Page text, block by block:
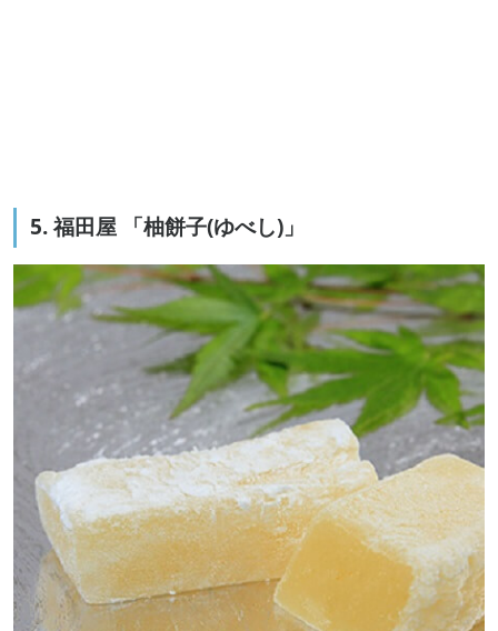
5. 福田屋 「柚餅子(ゆべし)」